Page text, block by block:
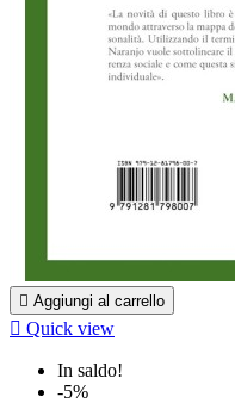
 Aggiungi al carrello
 Quick view
In saldo!
-5%